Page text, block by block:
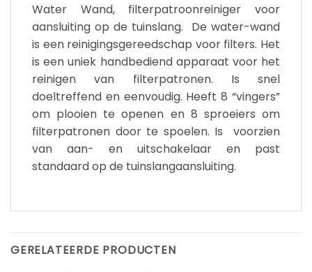
Water Wand, filterpatroonreiniger voor
aansluiting op de tuinslang. De water-wand
is een reinigingsgereedschap voor filters. Het
is een uniek handbediend apparaat voor het
reinigen van filterpatronen. Is snel
doeltreffend en eenvoudig. Heeft 8 “vingers”
om plooien te openen en 8 sproeiers om
filterpatronen door te spoelen. Is voorzien
van aan- en uitschakelaar en past
standaard op de tuinslangaansluiting.
GERELATEERDE PRODUCTEN